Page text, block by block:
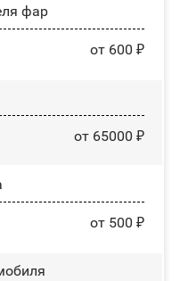
фар
от 600 ₽
от 65000 ₽
от 500 ₽